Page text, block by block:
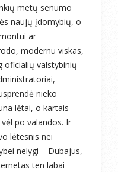
metų senumo
naujų įdomybių, o
ar
modernu viskas,
oficialių valstybinių
nieko
lėtai, o kartais
po valandos. Ir
lėtesnis nei
nelygi – Dubajus,
ten labai